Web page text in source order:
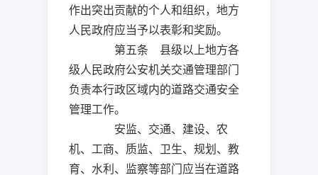
作出突出贡献的个人和组织，地方
人民政府应当予以表彰和奖励。
第五条 县级以上地方各
级人民政府公安机关交通管理部门
负责本行政区域内的道路交通安全
管理工作。
安监、交通、建设、农
机、工商、质监、卫生、规划、教
育、水利、监察等部门应当在道路